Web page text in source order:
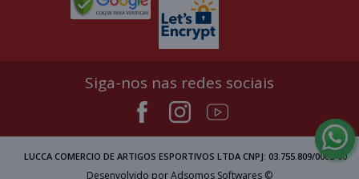
Siga-nos nas redes sociais
LUCCA COMERCIO DE ARTIGOS ESPORTIVOS LTDA CNPJ: 03.755.809/0002-00
Desenvolvido por Adsomos Softwares ©